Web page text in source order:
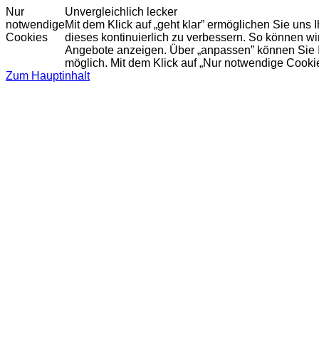
Nur
notwendige
Cookies
Unvergleichlich lecker
Mit dem Klick auf „geht klar” ermöglichen Sie
dieses kontinuierlich zu verbessern. So können
Angebote anzeigen. Über „anpassen” können
möglich. Mit dem Klick auf „Nur notwendige
Zum Hauptinhalt